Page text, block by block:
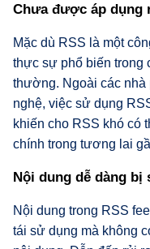
Chưa được áp dụng
Mặc dù RSS là một
thực sự phổ biến trong
thường. Ngoài các nhà
nghệ, việc sử dụng
khiến cho RSS khó có
chính trong tương lai
Nội dung dễ dàng bị
Nội dung trong RSS
tái sử dụng mà không